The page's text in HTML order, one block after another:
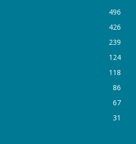
496
426
239
124
118
86
67
31